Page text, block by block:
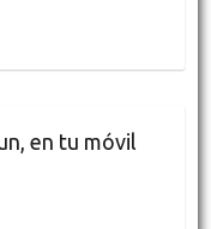
en tu móvil